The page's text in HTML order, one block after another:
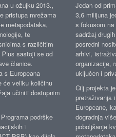
u ožujku 2013.,
pristupa mrežama
metapodataka,
te
s različitim
Plus sastoji se od
članice.
s Europeana
će veliku količinu
učiniti dostupnim
podrške
i
Jedan od
3,6 milijuna
s fokusom
sadržaj
posredni
arhivi,
organizacije,
uključen i
Cilj projekta
pretraživanja
Europeane,
dogradnja
poboljšanje